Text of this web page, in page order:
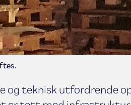
og teknisk utfordrende